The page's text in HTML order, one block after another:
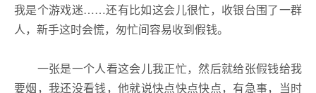
我是个游戏迷……还有比如这会儿很忙，收银台围了一群
人，新手这时会慌，匆忙间容易收到假钱。
一张是一个人看这会儿我正忙，然后就给张假钱给我
要烟，我还没看钱，他就说快点快点快点，有急事，当时